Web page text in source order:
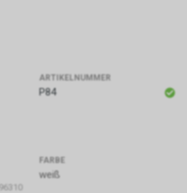
ARTIKELNUMMER
P84
FARBE
weiß